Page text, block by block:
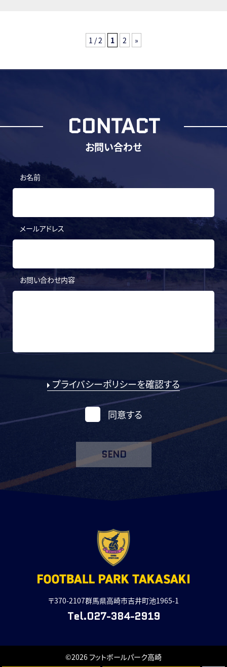
1 / 2 1 2 »
CONTACT
お問い合わせ
お名前
メールアドレス
お問い合わせ内容
プライバシーポリシーを確認する
同意する
SEND
〒370-2107群馬県高崎市吉井町池1965-1
Tel.027-384-2919
©2026 フットボールパーク高崎